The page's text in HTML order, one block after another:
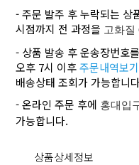
- 주문 발주 후 누락되는 상
시점까지 전 과정을 고화질
- 상품 발송 후 운송장번호
오후 7시 이후주문내역보기
배송상태 조회가 가능합니
- 온라인 주문 후에 홍대입
가능합니다.
상품상세정보